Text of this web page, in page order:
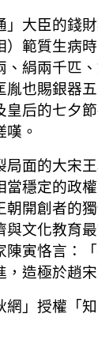
大臣的錢
）範質生病
、絹兩千匹
胤也賜銀器
后的七夕節
。
局面的大宋
當穩定的政
朝開創者的
與文化教育
陳寅恪言：
造極於趙宋
網」授權「